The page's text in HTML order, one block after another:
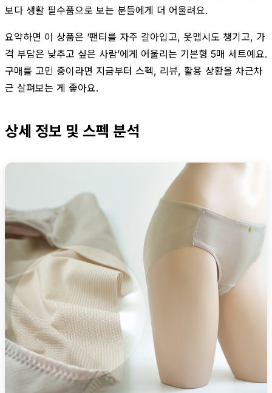
보다 생활 필수품으로 보는 분들에게 더 어울려요.
요약하면 이 상품은 ‘팬티를 자주 갈아입고, 옷맵시도 챙기고, 가
격 부담은 낮추고 싶은 사람’에게 어울리는 기본형 5매 세트예요.
구매를 고민 중이라면 지금부터 스펙, 리뷰, 활용 상황을 차근차
근 살펴보는 게 좋아요.
상세 정보 및 스펙 분석